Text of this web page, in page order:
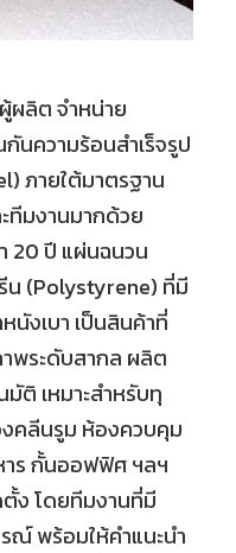
ผลิต จำหน่าย
นความร้อนสำเร็จรูป
ภายใต้มาตรฐาน
ทีมงานมากด้วย
20 ปี แผ่นฉนวน
น (Polystyrene) ที่มี
นังเบา เป็นสินค้าที่
พระดับสากล ผลิต
ติ เหมาะสำหรับทุ
คลีนรูม ห้องควบคุม
ร กั้นออฟฟิศ ฯลฯ
ง โดยทีมงานที่มี
ณ์ พร้อมให้คำแนะนำ